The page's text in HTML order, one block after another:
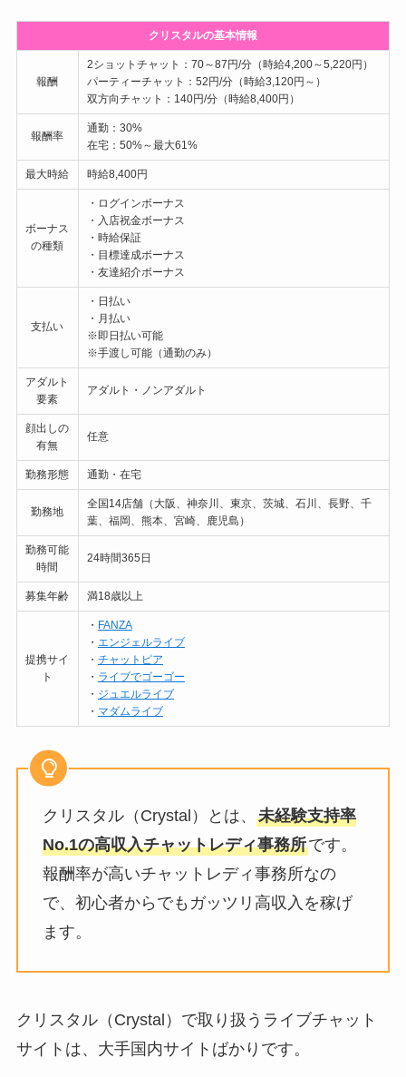
クリスタルの基本情報
報酬
2ショットチャット：70～87円/分（時給4,200～5,220円）
パーティーチャット：52円/分（時給3,120円～）
双方向チャット：140円/分（時給8,400円）
報酬率
通勤：30%
在宅：50%～最大61%
最大時給 時給8,400円
ボーナス
の種類
・ログインボーナス
・入店祝金ボーナス
・時給保証
・目標達成ボーナス
・友達紹介ボーナス
支払い
・日払い
・月払い
※即日払い可能
※手渡し可能（通勤のみ）
アダルト
要素
アダルト・ノンアダルト
顔出しの
有無
任意
勤務形態 通勤・在宅
勤務地
全国14店舗（大阪、神奈川、東京、茨城、石川、長野、千
葉、福岡、熊本、宮崎、鹿児島）
勤務可能
時間
24時間365日
募集年齢 満18歳以上
提携サイ
ト
・ FANZA
・ エンジェルライブ
・ チャットピア
・ ライブでゴーゴー
・ ジュエルライブ
・ マダムライブ
クリスタル（Crystal）とは、 未経験支持率
No.1の高収入チャットレディ事務所です。
報酬率が高いチャットレディ事務所なの
で、初心者からでもガッツリ高収入を稼げ
ます。
クリスタル（Crystal）で取り扱うライブチャット
サイトは、大手国内サイトばかりです。